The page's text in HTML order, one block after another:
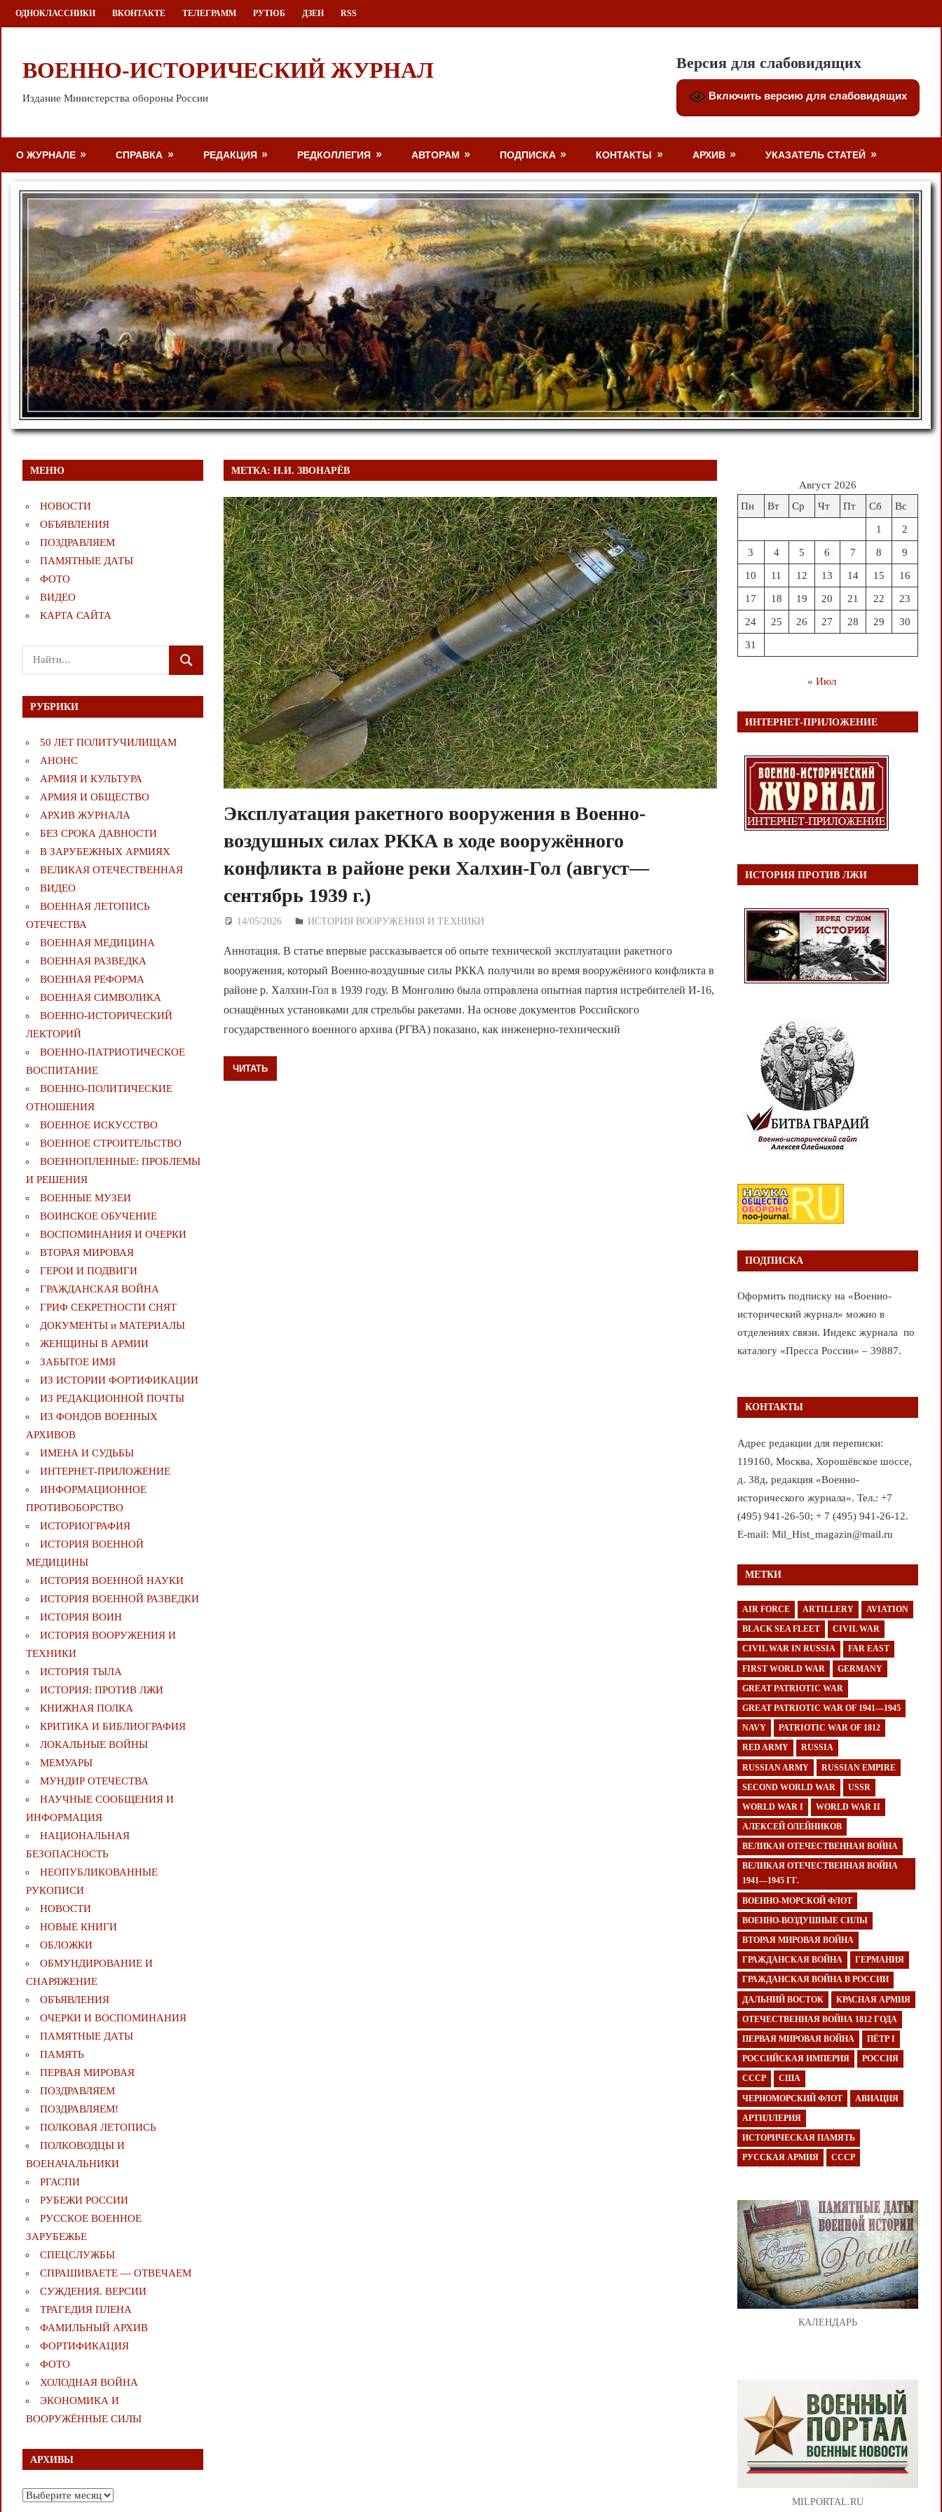
Перейти
к
ОДНОКЛАССНИКИ ВКОНТАКТЕ ТЕЛЕГРАММ РУТЮБ ДЗЕН RSS
ВОЕННО-ИСТОРИЧЕСКИЙ ЖУРНАЛ
Издание Министерства обороны России
Версия для слабовидящих
Включить версию для слабовидящих
О ЖУРНАЛЕ СПРАВКА РЕДАКЦИЯ РЕДКОЛЛЕГИЯ АВТОРАМ ПОДПИСКА КОНТАКТЫ АРХИВ УКАЗАТЕЛЬ СТАТЕЙ
МЕТКА:Н.И. ЗВОНАРЁВ
Эксплуатация ракетного вооружения в Военно-
воздушных силах РККА в ходе вооружённого
конфликта в районе реки Халхин-Гол (август—
сентябрь 1939 г.)
14/05/2026 Дежурный по Редакции
ИСТОРИЯ ВООРУЖЕНИЯ И ТЕХНИКИ
Аннотация. В статье впервые рассказывается об опыте технической эксплуатации ракетного
вооружения, который Военно-воздушные силы РККА получили во время вооружённого конфликта в
районе р. Халхин-Гол в 1939 году. В Монголию была отправлена опытная партия истребителей И-16,
оснащённых установками для стрельбы ракетами. На основе документов Российского
государственного военного архива (РГВА) показано, как инженерно-технический
ЧИТАТЬ
МЕНЮ
НОВОСТИ
ОБЪЯВЛЕНИЯ
ПОЗДРАВЛЯЕМ
ПАМЯТНЫЕ ДАТЫ
ФОТО
ВИДЕО
КАРТА САЙТА
Поиск
для:
ПОИСК
РУБРИКИ
50 ЛЕТ ПОЛИТУЧИЛИЩАМ
АНОНС
АРМИЯ И КУЛЬТУРА
АРМИЯ И ОБЩЕСТВО
АРХИВ ЖУРНАЛА
БЕЗ СРОКА ДАВНОСТИ
В ЗАРУБЕЖНЫХ АРМИЯХ
ВЕЛИКАЯ ОТЕЧЕСТВЕННАЯ
ВИДЕО
ВОЕННАЯ ЛЕТОПИСЬ
ОТЕЧЕСТВА
ВОЕННАЯ МЕДИЦИНА
ВОЕННАЯ РАЗВЕДКА
ВОЕННАЯ РЕФОРМА
ВОЕННАЯ СИМВОЛИКА
ВОЕННО-ИСТОРИЧЕСКИЙ
ЛЕКТОРИЙ
ВОЕННО-ПАТРИОТИЧЕСКОЕ
ВОСПИТАНИЕ
ВОЕННО-ПОЛИТИЧЕСКИE
ОТНОШЕНИЯ
ВОЕННОЕ ИСКУССТВО
ВОЕННОЕ СТРОИТЕЛЬСТВО
ВОЕННОПЛЕННЫЕ: ПРОБЛЕМЫ
И РЕШЕНИЯ
ВОЕННЫЕ МУЗЕИ
ВОИНСКОЕ ОБУЧЕНИЕ
ВОСПОМИНАНИЯ И ОЧЕРКИ
ВТОРАЯ МИРОВАЯ
ГЕРОИ И ПОДВИГИ
ГРАЖДАНСКАЯ ВОЙНА
ГРИФ СЕКРЕТНОСТИ СНЯТ
ДОКУМЕНТЫ и МАТЕРИАЛЫ
ЖЕНЩИНЫ В АРМИИ
ЗАБЫТОЕ ИМЯ
ИЗ ИСТОРИИ ФОРТИФИКАЦИИ
ИЗ РЕДАКЦИОННОЙ ПОЧТЫ
ИЗ ФОНДОВ ВОЕННЫХ
АРХИВОВ
ИМЕНА И СУДЬБЫ
ИНТЕРНЕТ-ПРИЛОЖЕНИЕ
ИНФОРМАЦИОННОЕ
ПРОТИВОБОРСТВО
ИСТОРИОГРАФИЯ
ИСТОРИЯ ВОЕННОЙ
МЕДИЦИНЫ
ИСТОРИЯ ВОЕННОЙ НАУКИ
ИСТОРИЯ ВОЕННОЙ РАЗВЕДКИ
ИСТОРИЯ ВОИН
ИСТОРИЯ ВООРУЖЕНИЯ И
ТЕХНИКИ
ИСТОРИЯ ТЫЛА
ИСТОРИЯ: ПРОТИВ ЛЖИ
КНИЖНАЯ ПОЛКА
КРИТИКА И БИБЛИОГРАФИЯ
ЛОКАЛЬНЫЕ ВОЙНЫ
МЕМУАРЫ
МУНДИР ОТЕЧЕСТВА
НАУЧНЫЕ СООБЩЕНИЯ И
ИНФОРМАЦИЯ
НАЦИОНАЛЬНАЯ
БЕЗОПАСНОСТЬ
НЕОПУБЛИКОВАННЫЕ
РУКОПИСИ
НОВОСТИ
НОВЫЕ КНИГИ
ОБЛОЖКИ
ОБМУНДИРОВАНИЕ И
СНАРЯЖЕНИЕ
ОБЪЯВЛЕНИЯ
ОЧЕРКИ И ВОСПОМИНАНИЯ
ПАМЯТНЫЕ ДАТЫ
ПАМЯТЬ
ПЕРВАЯ МИРОВАЯ
ПОЗДРАВЛЯЕМ
ПОЗДРАВЛЯЕМ!
ПОЛКОВАЯ ЛЕТОПИСЬ
ПОЛКОВОДЦЫ И
ВОЕНАЧАЛЬНИКИ
РГАСПИ
РУБЕЖИ РОССИИ
РУССКОЕ ВОЕННОЕ
ЗАРУБЕЖЬЕ
СПЕЦСЛУЖБЫ
СПРАШИВАЕТЕ — ОТВЕЧАЕМ
СУЖДЕНИЯ. ВЕРСИИ
ТРАГЕДИЯ ПЛЕНА
ФАМИЛЬНЫЙ АРХИВ
ФОРТИФИКАЦИЯ
ФОТО
ХОЛОДНАЯ ВОЙНА
ЭКОНОМИКА И
ВООРУЖЁННЫЕ СИЛЫ
АРХИВЫ
Архивы
Август 2026
Пн
Вт Ср Чт Пт Сб Вс
1 2
3 4 5 6 7 8 9
10 11 12 13 14 15 16
17 18 19 20 21 22 23
24 25 26 27 28 29 30
31
« Июл
ИНТЕРНЕТ-ПРИЛОЖЕНИЕ
ИСТОРИЯ ПРОТИВ ЛЖИ
ПОДПИСКА
Оформить подписку на «Военно-
исторический журнал» можно в
отделениях связи. Индекс журнала по
каталогу «Пресса России» – 39887.
КОНТАКТЫ
Адрес редакции для переписки:
119160, Москва, Хорошёвское шоссе,
д. 38д, редакция «Военно-
исторического журнала». Тел.: +7
(495) 941-26-50; + 7 (495) 941-26-12.
E-mail: Mil_Hist_magazin@mail.ru
МЕТКИ
AIR FORCE ARTILLERY AVIATION
BLACK SEA FLEET CIVIL WAR
CIVIL WAR IN RUSSIA FAR EAST
FIRST WORLD WAR GERMANY
GREAT PATRIOTIC WAR
GREAT PATRIOTIC WAR OF 1941—1945
NAVY PATRIOTIC WAR OF 1812
RED ARMY RUSSIA
RUSSIAN ARMY RUSSIAN EMPIRE
SECOND WORLD WAR USSR
WORLD WAR I WORLD WAR II
АЛЕКСЕЙ ОЛЕЙНИКОВ
ВЕЛИКАЯ ОТЕЧЕСТВЕННАЯ ВОЙНА
ВЕЛИКАЯ ОТЕЧЕСТВЕННАЯ ВОЙНА
1941—1945 ГГ.
ВОЕННО-МОРСКОЙ ФЛОТ
ВОЕННО-ВОЗДУШНЫЕ СИЛЫ
ВТОРАЯ МИРОВАЯ ВОЙНА
ГРАЖДАНСКАЯ ВОЙНА ГЕРМАНИЯ
ГРАЖДАНСКАЯ ВОЙНА В РОССИИ
ДАЛЬНИЙ ВОСТОК КРАСНАЯ АРМИЯ
ОТЕЧЕСТВЕННАЯ ВОЙНА 1812 ГОДА
ПЕРВАЯ МИРОВАЯ ВОЙНА ПЁТР I
РОССИЙСКАЯ ИМПЕРИЯ РОССИЯ
СССР США
ЧЕРНОМОРСКИЙ ФЛОТ АВИАЦИЯ
АРТИЛЛЕРИЯ
ИСТОРИЧЕСКАЯ ПАМЯТЬ
РУССКАЯ АРМИЯ СССР
КАЛЕНДАРЬ
MILPORTAL.RU